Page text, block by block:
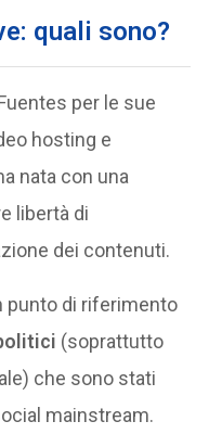
quali sono?
per le sue
hosting e
nata con una
libertà di
dei contenuti.
punto di riferimento
(soprattutto
che sono stati
mainstream.